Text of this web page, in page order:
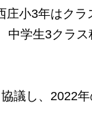
小3年はクラ
中学生3クラス
議し、2022年